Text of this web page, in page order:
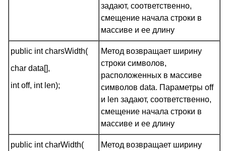
задают, соответственно,
смещение начала строки в
массиве и ее длину
public int charsWidth(
char data[],
int off, int len);
Метод возвращает ширину
строки символов,
расположенных в массиве
символов data. Параметры off
и len задают, соответственно,
смещение начала строки в
массиве и ее длину
public int charWidth(
Метод возвращает ширину